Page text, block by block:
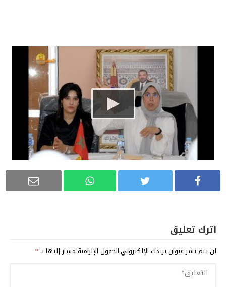
اترك تعليق
لن يتم نشر عنوان بريدك الإلكتروني.الحقول الإلزامية مشار إليها بـ*